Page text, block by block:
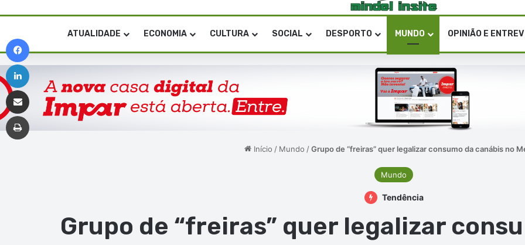
ATUALIDADE ECONOMIA CULTURA SOCIAL DESPORTO MUNDO OPINIÃO E
Início / Mundo /Grupo de “freiras” quer legalizar consumo da canábis no
Mundo
Tendência
Grupo de “freiras” quer legalizar
Linkedin
Imprimir